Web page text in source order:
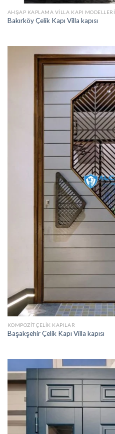
AHŞAP KAPLAMA VILLA KAPI MODELLERI
Bakırköy Çelik Kapı Villa kapısı
KOMPOZIT ÇELIK KAPILAR
Başakşehir Çelik Kapı Villa kapısı